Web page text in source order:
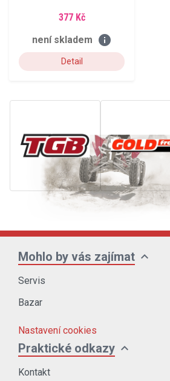
377 Kč
není skladem info
Detail
Mohlo by vás zajímat expand_more
Servis
Bazar
Nastavení cookies
Praktické odkazy expand_more
Kontakt